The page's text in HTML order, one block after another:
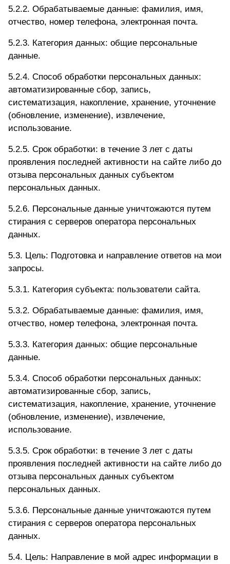
5.2.2. Обрабатываемые данные: фамилия, имя,
отчество, номер телефона, электронная почта.
5.2.3. Категория данных: общие персональные
данные.
5.2.4. Способ обработки персональных данных:
автоматизированные сбор, запись,
систематизация, накопление, хранение, уточнение
(обновление, изменение), извлечение,
использование.
5.2.5. Срок обработки: в течение 3 лет с даты
проявления последней активности на сайте либо до
отзыва персональных данных субъектом
персональных данных.
5.2.6. Персональные данные уничтожаются путем
стирания с серверов оператора персональных
данных.
5.3. Цель: Подготовка и направление ответов на мои
запросы.
5.3.1. Категория субъекта: пользователи сайта.
5.3.2. Обрабатываемые данные: фамилия, имя,
отчество, номер телефона, электронная почта.
5.3.3. Категория данных: общие персональные
данные.
5.3.4. Способ обработки персональных данных:
автоматизированные сбор, запись,
систематизация, накопление, хранение, уточнение
(обновление, изменение), извлечение,
использование.
5.3.5. Срок обработки: в течение 3 лет с даты
проявления последней активности на сайте либо до
отзыва персональных данных субъектом
персональных данных.
5.3.6. Персональные данные уничтожаются путем
стирания с серверов оператора персональных
данных.
5.4. Цель: Направление в мой адрес информации в